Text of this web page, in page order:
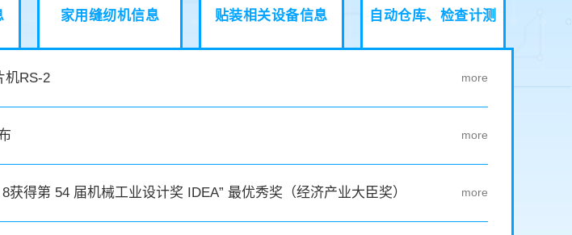
家用缝纫机信息 贴装相关设备信息 自动仓库、检查计测
机RS-2
得第 54 届机械工业设计奖 IDEA” 最优秀奖（经济产业大臣奖）